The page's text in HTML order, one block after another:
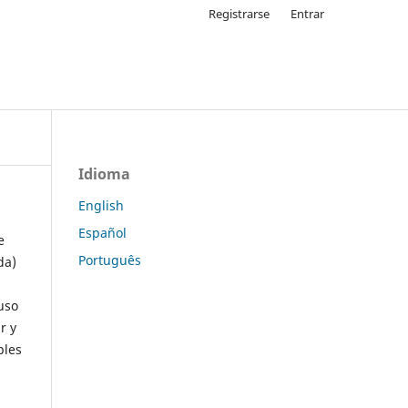
Registrarse Entrar
y
Idioma
English
Español
Português